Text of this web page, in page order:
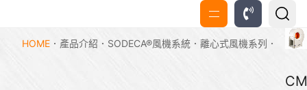
HOME 產品介紹 SODECA®風機系統 離心式風機系列